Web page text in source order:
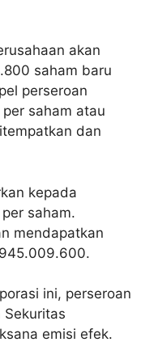
akan
saham baru
perseroan
saham atau
dan
kepada
saham.
mendapatkan
ini, perseroan
Sekuritas
emisi efek.